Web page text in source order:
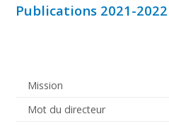
Mission
Mot du directeur
Publications 2021-2022